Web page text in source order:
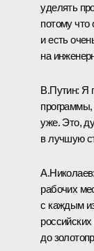
уделять
потому что
и есть
на
В.Путин: Я
уже. Это,
в лучшую
А.Николаев:
рабочих
с каждым
до